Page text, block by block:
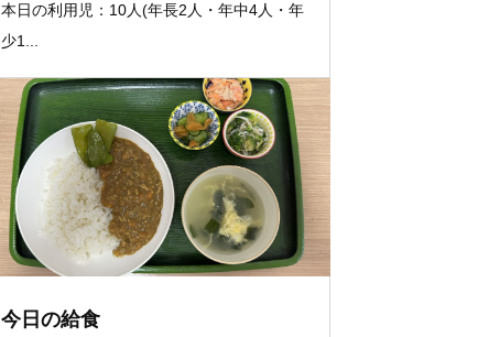
本日の利用児：10人(年長2人・年中4人・年
少1...
今日の給食